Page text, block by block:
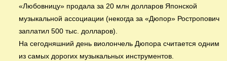
«Любовницу» продала за 20 млн долларов Японской
музыкальной ассоциации (некогда за «Дюпор» Ростропович
заплатил 500 тыс. долларов).
На сегодняшний день виолончель Дюпора считается одним
из самых дорогих музыкальных инструментов.